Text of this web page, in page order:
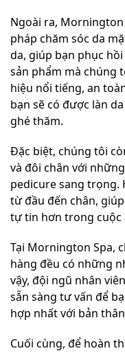
Ngoài ra,
pháp chăm sóc da
da, giúp bạn phục
sản phẩm mà chúng
hiệu nổi tiếng, an
bạn sẽ có được làn
ghé thăm.
Đặc biệt, chúng tôi
và đôi chân với
pedicure sang trọng.
từ đầu đến chân,
tự tin hơn trong cuộc
Tại Mornington Spa,
hàng đều có những
vậy, đội ngũ nhân
sẵn sàng tư vấn để
hợp nhất với bản
Cuối cùng, để hoàn